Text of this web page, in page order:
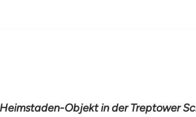
Objekt in der Treptower